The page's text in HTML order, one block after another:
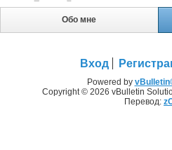
Обо мне
Вход
Powered by
Copyright © 2026 vBulletin
Перевод: